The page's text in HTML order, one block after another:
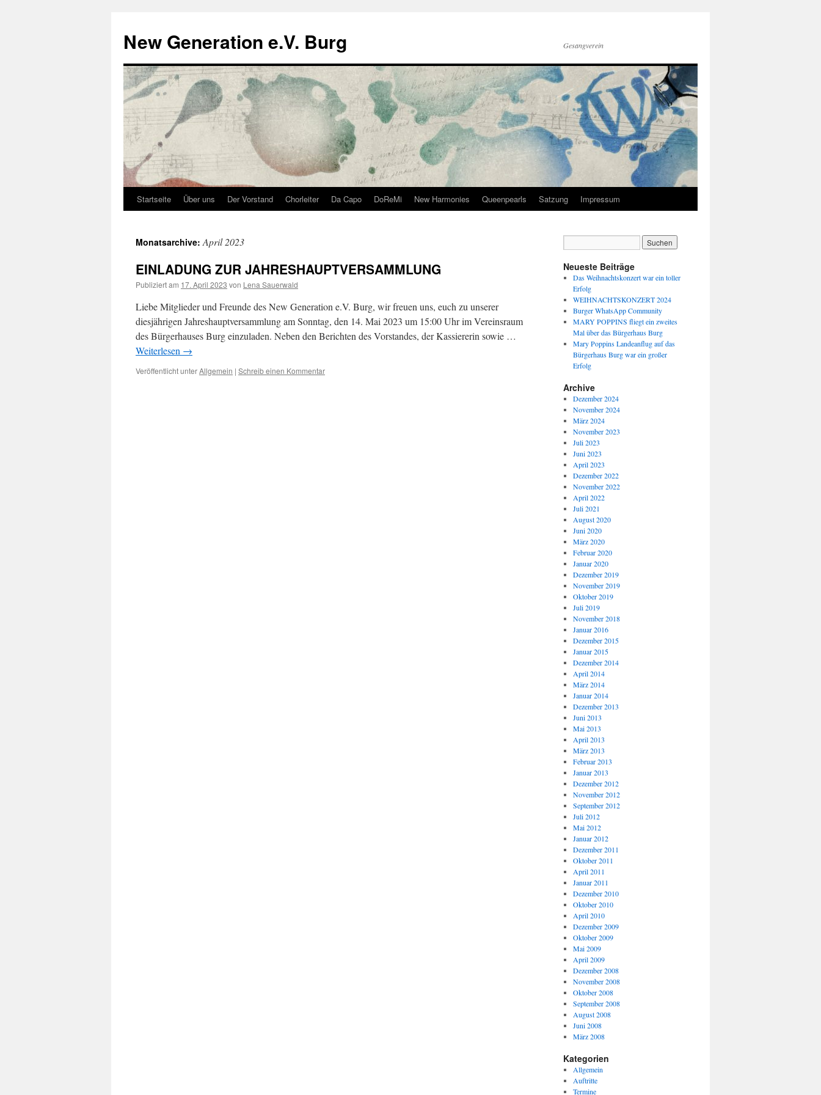
springen
New Generation e.V. Burg Gesangverein
Startseite Über uns Der Vorstand Chorleiter Da Capo DoReMi New Harmonies Queenpearls Satzung Impressum
Monatsarchive:April 2023
EINLADUNG ZUR JAHRESHAUPTVERSAMMLUNG
Publiziert am 17. April 2023 von Lena Sauerwald
Liebe Mitglieder und Freunde des New Generation e.V. Burg, wir freuen uns, euch zu unserer
diesjährigen Jahreshauptversammlung am Sonntag, den 14. Mai 2023 um 15:00 Uhr im Vereinsraum
des Bürgerhauses Burg einzuladen. Neben den Berichten des Vorstandes, der Kassiererin sowie …
Weiterlesen →
Veröffentlicht unterAllgemein | Schreib einen Kommentar
Neueste Beiträge
Das Weihnachtskonzert war ein toller
Erfolg
WEIHNACHTSKONZERT 2024
Burger WhatsApp Community
MARY POPPINS fliegt ein zweites
Mal über das Bürgerhaus Burg
Mary Poppins Landeanflug auf das
Bürgerhaus Burg war ein großer
Erfolg
Archive
Dezember 2024
November 2024
März 2024
November 2023
Juli 2023
Juni 2023
April 2023
Dezember 2022
November 2022
April 2022
Juli 2021
August 2020
Juni 2020
März 2020
Februar 2020
Januar 2020
Dezember 2019
November 2019
Oktober 2019
Juli 2019
November 2018
Januar 2016
Dezember 2015
Januar 2015
Dezember 2014
April 2014
März 2014
Januar 2014
Dezember 2013
Juni 2013
Mai 2013
April 2013
März 2013
Februar 2013
Januar 2013
Dezember 2012
November 2012
September 2012
Juli 2012
Mai 2012
Januar 2012
Dezember 2011
Oktober 2011
April 2011
Januar 2011
Dezember 2010
Oktober 2010
April 2010
Dezember 2009
Oktober 2009
Mai 2009
April 2009
Dezember 2008
November 2008
Oktober 2008
September 2008
August 2008
Juni 2008
März 2008
Kategorien
Allgemein
Auftritte
Termine